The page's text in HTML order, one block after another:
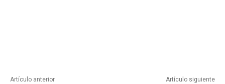
Artículo anterior Artículo siguiente